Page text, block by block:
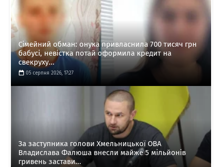
Сімейний обман: онука привласнила 700 тисяч грн
бабусі, невістка потай оформила кредит на
свекруху...
05 серпня 2026, 17:27
За заступника голови Хмельницької ОВА
Владислава Фалюша внесли майже 5 мільйонів
гривень застави...